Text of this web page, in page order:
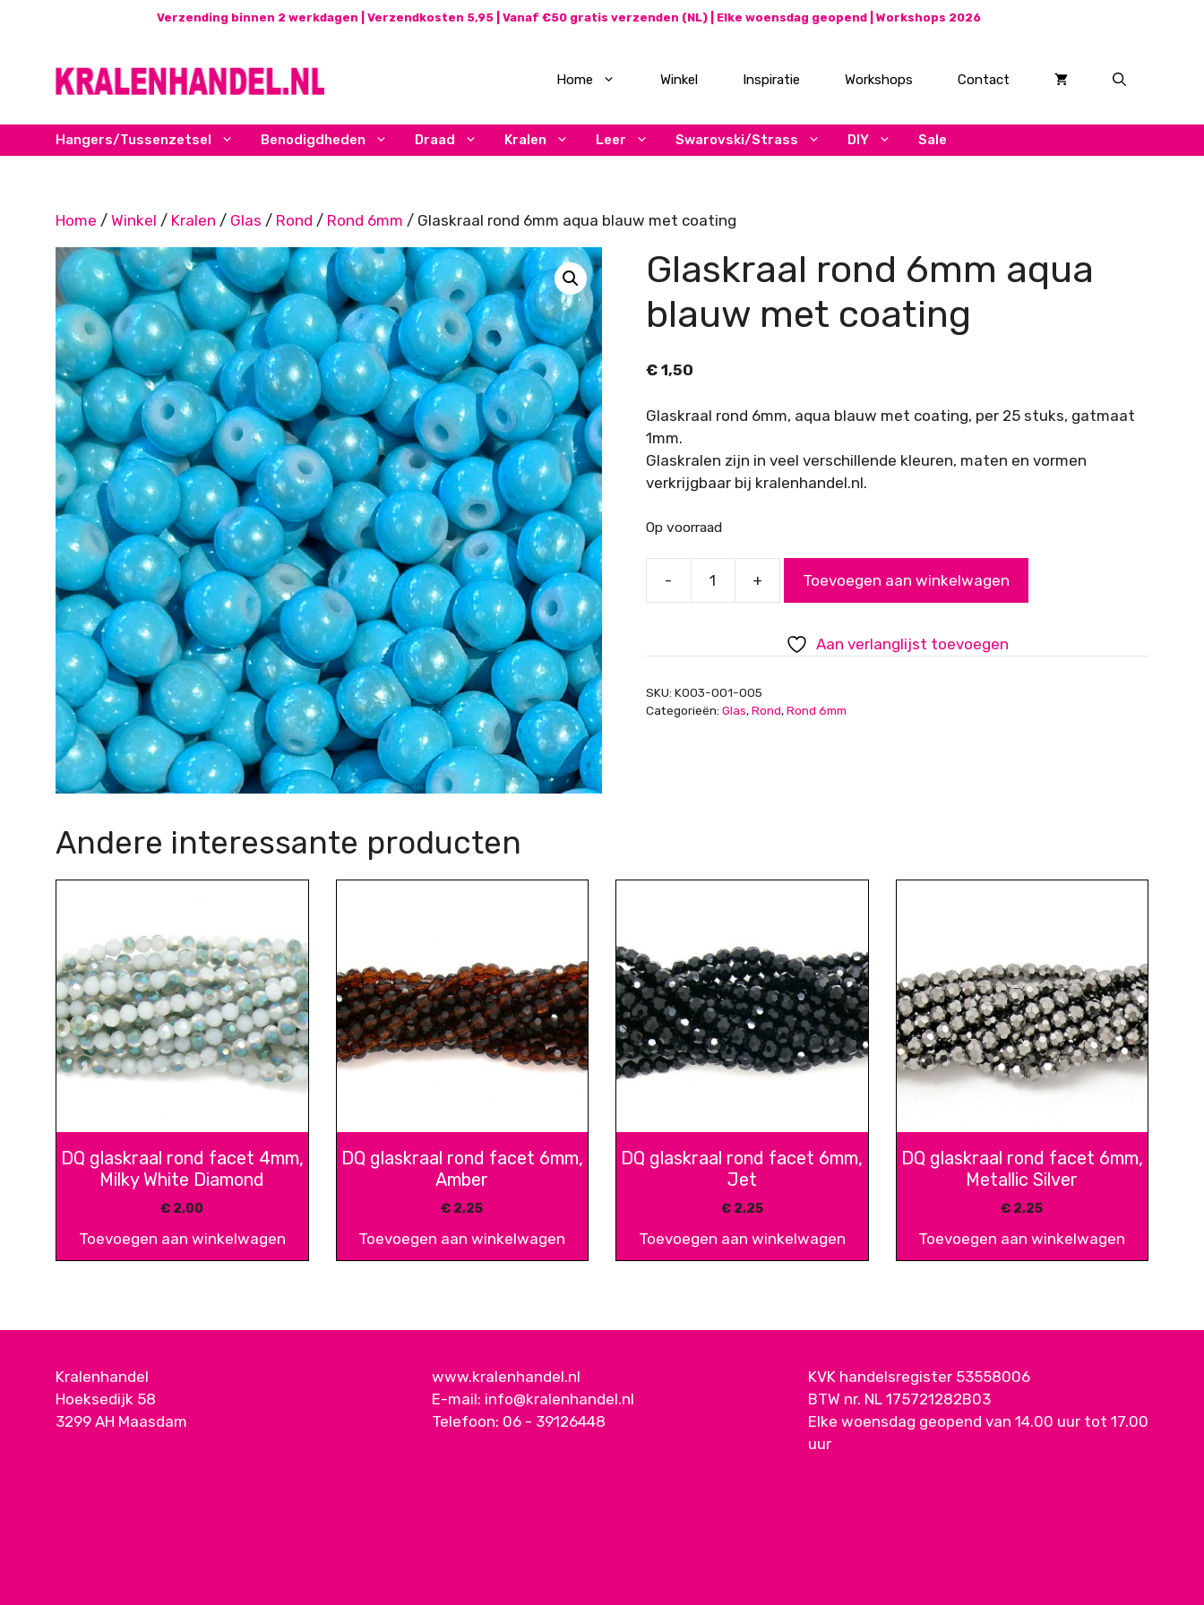
Verzending binnen 2 werkdagen | Verzendkosten 5,95 | Vanaf €50 gratis verzenden (NL) | Elke woensdag geopend | Workshops 2026
Home Winkel Inspiratie Workshops Contact
Hangers/Tussenzetsel Benodigdheden Draad Kralen Leer Swarovski/Strass DIY Sale
Home / Winkel / Kralen / Glas / Rond / Rond 6mm / Glaskraal rond 6mm aqua blauw met coating
Glaskraal rond 6mm aqua
blauw met coating
€1,50
Glaskraal rond 6mm, aqua blauw met coating, per 25 stuks, gatmaat
1mm.
Glaskralen zijn in veel verschillende kleuren, maten en vormen
verkrijgbaar bij kralenhandel.nl.
Op voorraad
-
aqua
met
+ Toevoegen aan winkelwagen
Aan verlanglijst toevoegen
SKU: K003-001-005
Categorieën: Glas,Rond,Rond 6mm
Andere interessante producten
DQ glaskraal rond facet 4mm,
Milky White Diamond
€ 2,00
Toevoegen aan winkelwagen
DQ glaskraal rond facet 6mm,
Amber
€ 2,25
Toevoegen aan winkelwagen
DQ glaskraal rond facet 6mm,
Jet
€2,25
Toevoegen aan winkelwagen
DQ glaskraal rond facet 6mm,
Metallic Silver
€ 2,25
Toevoegen aan winkelwagen
Kralenhandel
Hoeksedijk 58
3299 AH Maasdam
www.kralenhandel.nl
E-mail: info@kralenhandel.nl
Telefoon: 06 - 39126448
KVK handelsregister 53558006
BTW nr. NL 175721282B03
Elke woensdag geopend van 14.00 uur tot 17.00
uur